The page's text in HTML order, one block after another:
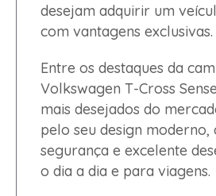
desejam adquirir um
com vantagens exclusivas.
Entre os destaques da
Volkswagen T-Cross
mais desejados do
pelo seu design
segurança e excelente
o dia a dia e para viagens.